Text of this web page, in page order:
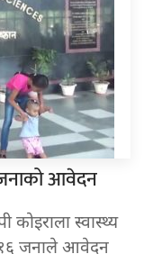
आवेदन
कोइराला स्वास्थ्य
१६ जनाले आवेदन